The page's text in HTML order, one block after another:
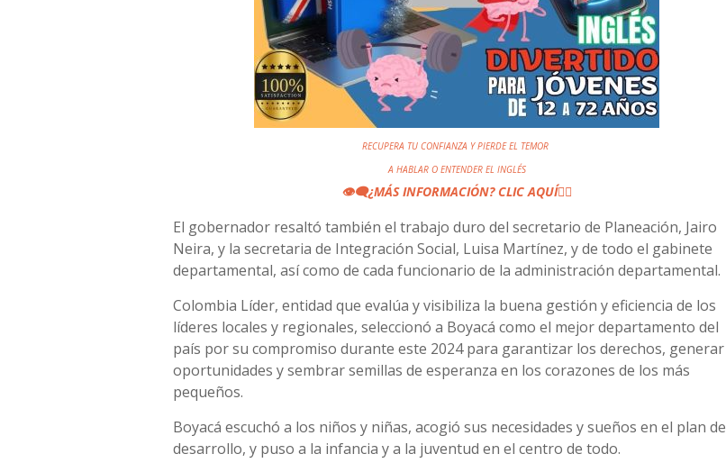
RECUPERA TU CONFIANZA Y PIERDE EL TEMOR
A HABLAR O ENTENDER EL INGLÉS
👁️‍🗨️¿MÁS INFORMACIÓN? CLIC AQUÍ👆🏼
El gobernador resaltó también el trabajo duro del secretario de Planeación, Jairo
Neira, y la secretaria de Integración Social, Luisa Martínez, y de todo el gabinete
departamental, así como de cada funcionario de la administración departamental.
Colombia Líder, entidad que evalúa y visibiliza la buena gestión y eficiencia de los
líderes locales y regionales, seleccionó a Boyacá como el mejor departamento del
país por su compromiso durante este 2024 para garantizar los derechos, generar
oportunidades y sembrar semillas de esperanza en los corazones de los más
pequeños.
Boyacá escuchó a los niños y niñas, acogió sus necesidades y sueños en el plan de
desarrollo, y puso a la infancia y a la juventud en el centro de todo.